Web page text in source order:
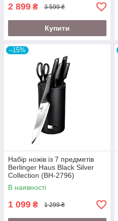
2 899 ₴ 3 599 ₴
Купити
–15%
Набір ножів із 7 предметів
Berlinger Haus Black Silver
Collection (BH-2796)
В наявності
1 099 ₴ 1 299 ₴